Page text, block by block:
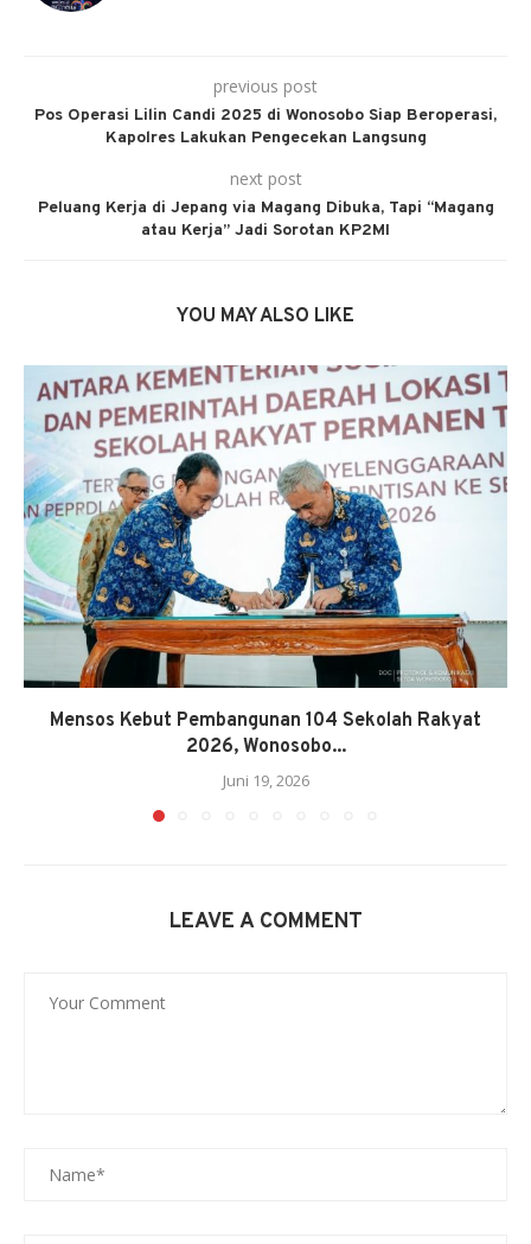
previous post
Pos Operasi Lilin Candi 2025 di Wonosobo Siap Beroperasi,
Kapolres Lakukan Pengecekan Langsung
next post
Peluang Kerja di Jepang via Magang Dibuka, Tapi “Magang
atau Kerja” Jadi Sorotan KP2MI
YOU MAY ALSO LIKE
Mensos Kebut Pembangunan 104 Sekolah Rakyat
2026, Wonosobo...
Juni 19, 2026
LEAVE A COMMENT